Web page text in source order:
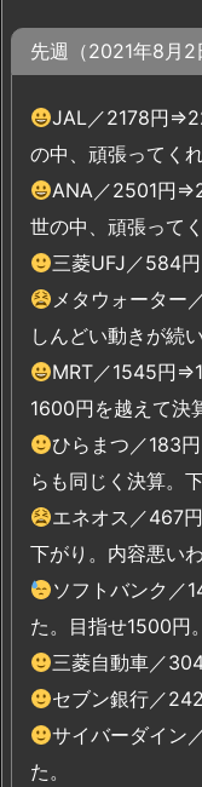
先週（2021年8月2
JAL／2178円
の中、頑張ってく
ANA／2501円
世の中、頑張って
三菱UFJ／584
メタウォーター
しんどい動きが続
MRT／1545円
1600円を越えて決
ひらまつ／183
らも同じく決算。
エネオス／467
下がり。内容悪い
ソフトバンク／
た。目指せ1500円
三菱自動車／
セブン銀行／
サイバーダイン
た。